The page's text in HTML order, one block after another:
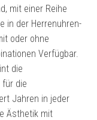
mit einer Reihe
in der Herrenuhren-
oder ohne
Verfügbar.
die
die
Jahren in jeder
Ästhetik mit